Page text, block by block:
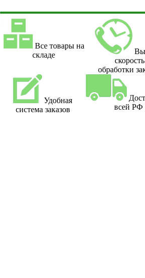
Все товары на
складе
скорость
обработки
Удобная
система заказов
всей РФ